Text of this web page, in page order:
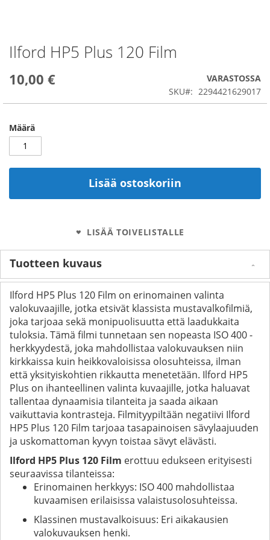
Ilford HP5 Plus 120 Film
10,00 €
VARASTOSSA
SKU
2294421629017
Määrä
Lisää ostoskoriin
LISÄÄ TOIVELISTALLE
Skip
to
beginning
the
gallery
Tuotteen kuvaus
Ilford HP5 Plus 120 Film on erinomainen valinta
valokuvaajille, jotka etsivät klassista mustavalkofilmiä,
joka tarjoaa sekä monipuolisuutta että laadukkaita
tuloksia. Tämä filmi tunnetaan sen nopeasta ISO 400 -
herkkyydestä, joka mahdollistaa valokuvauksen niin
kirkkaissa kuin heikkovaloisissa olosuhteissa, ilman
että yksityiskohtien rikkautta menetetään. Ilford HP5
Plus on ihanteellinen valinta kuvaajille, jotka haluavat
tallentaa dynaamisia tilanteita ja saada aikaan
vaikuttavia kontrasteja. Filmityypiltään negatiivi Ilford
HP5 Plus 120 Film tarjoaa tasapainoisen sävylaajuuden
ja uskomattoman kyvyn toistaa sävyt elävästi.
Ilford HP5 Plus 120 Film erottuu edukseen erityisesti
seuraavissa tilanteissa:
Erinomainen herkkyys: ISO 400 mahdollistaa
kuvaamisen erilaisissa valaistusolosuhteissa.
Klassinen mustavalkoisuus: Eri aikakausien
valokuvauksen henki.